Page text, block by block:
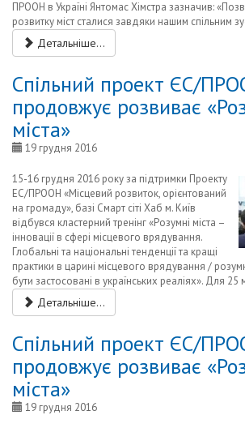
ПРООН в Україні Янтомас Хімстра зазначив:
розвитку міст сталися завдяки нашим спільним
Детальніше...
Спільний проект ЄС/
продовжує розвиває
міста»
19 грудня 2016
15-16 грудня 2016 року за підтримки Проекту
ЕС/ПРООН «Місцевий розвиток, орієнтований
на громаду», базі Смарт сіті Хаб м. Київ
відбувся кластерний тренінг «Розумні міста –
інновації в сфері місцевого врядування.
Глобальні та національні тенденції та кращі
практики в царині місцевого врядування /
бути застосовані в українських реаліях». Для 25
Детальніше...
Спільний проект ЄС/
продовжує розвиває
міста»
19 грудня 2016